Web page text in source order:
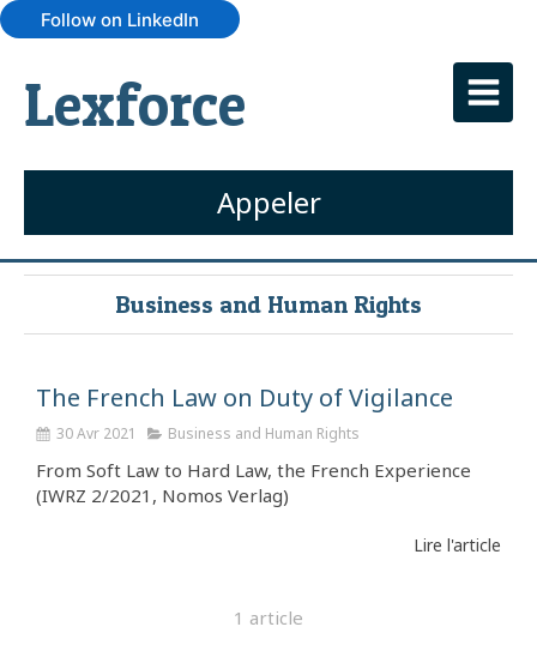
Follow on LinkedIn
Lexforce
Appeler
Business and Human Rights
The French Law on Duty of Vigilance
30 Avr 2021 Business and Human Rights
From Soft Law to Hard Law, the French Experience
(IWRZ 2/2021, Nomos Verlag)
Lire l'article
1 article